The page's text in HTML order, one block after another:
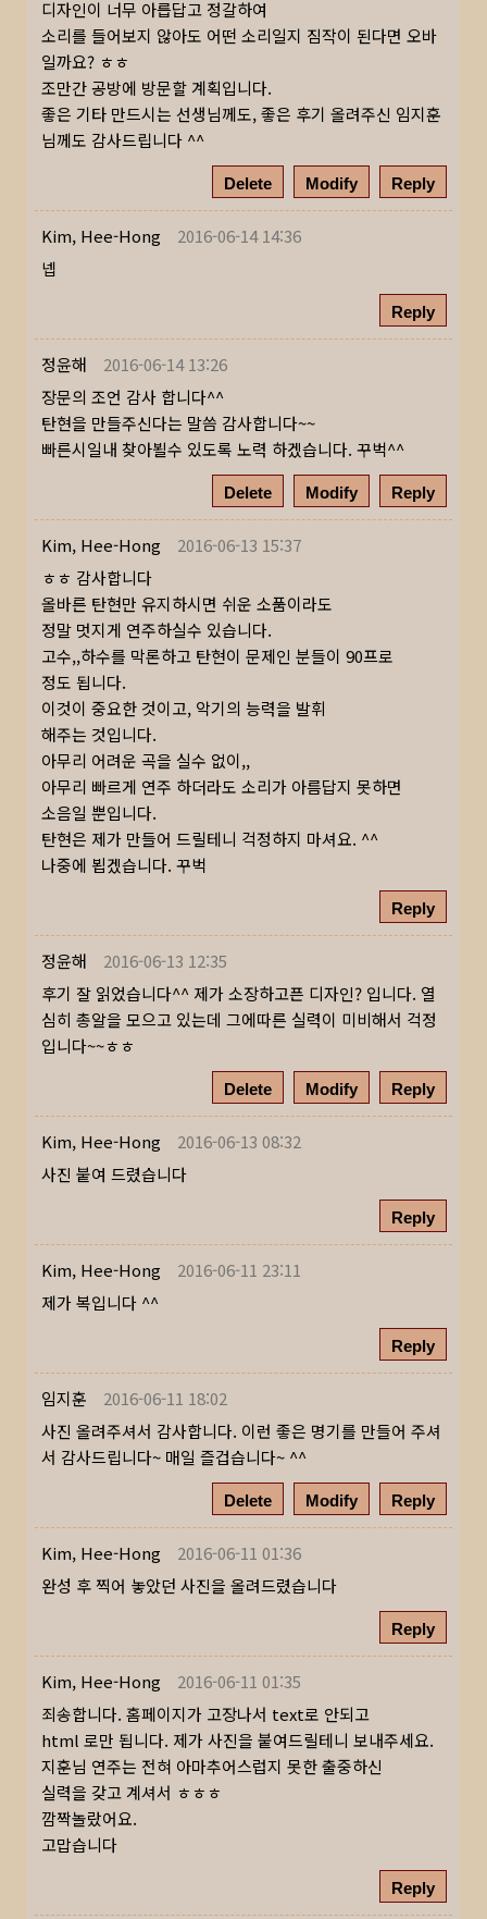
디자인이 너무 아릅답고 정갈하여
소리를 들어보지 않아도 어떤 소리일지 짐작이 된다면 오바
일까요? ㅎㅎ
조만간 공방에 방문할 계획입니다.
좋은 기타 만드시는 선생님께도, 좋은 후기 올려주신 임지훈
님께도 감사드립니다 ^^
Delete Modify Reply
Kim, Hee-Hong
2016-06-14 14:36
넵
Reply
정윤해
2016-06-14 13:26
장문의 조언 감사 합니다^^
탄현을 만들주신다는 말씀 감사합니다~~
빠른시일내 찾아뵐수 있도록 노력 하겠습니다. 꾸벅^^
Delete Modify Reply
Kim, Hee-Hong
2016-06-13 15:37
ㅎㅎ 감사합니다
올바른 탄현만 유지하시면 쉬운 소품이라도
정말 멋지게 연주하실수 있습니다.
고수,,하수를 막론하고 탄현이 문제인 분들이 90프로
정도 됩니다.
이것이 중요한 것이고, 악기의 능력을 발휘
해주는 것입니다.
아무리 어려운 곡을 실수 없이,,
아무리 빠르게 연주 하더라도 소리가 아름답지 못하면
소음일 뿐입니다.
탄현은 제가 만들어 드릴테니 걱정하지 마셔요. ^^
나중에 뵙겠습니다. 꾸벅
Reply
정윤해
2016-06-13 12:35
후기 잘 읽었습니다^^ 제가 소장하고픈 디자인? 입니다. 열
심히 총알을 모으고 있는데 그에따른 실력이 미비해서 걱정
입니다~~ㅎㅎ
Delete Modify Reply
Kim, Hee-Hong
2016-06-13 08:32
사진 붙여 드렸습니다
Reply
Kim, Hee-Hong
2016-06-11 23:11
제가 복입니다 ^^
Reply
임지훈
2016-06-11 18:02
사진 올려주셔서 감사합니다. 이런 좋은 명기를 만들어 주셔
서 감사드립니다~ 매일 즐겁습니다~ ^^
Delete Modify Reply
Kim, Hee-Hong
2016-06-11 01:36
완성 후 찍어 놓았던 사진을 올려드렸습니다
Reply
Kim, Hee-Hong
2016-06-11 01:35
죄송합니다. 홈페이지가 고장나서 text로 안되고
html 로만 됩니다. 제가 사진을 붙여드릴테니 보내주세요.
지훈님 연주는 전혀 아마추어스럽지 못한 출중하신
실력을 갖고 계셔서 ㅎㅎㅎ
깜짝놀랐어요.
고맙습니다
Reply